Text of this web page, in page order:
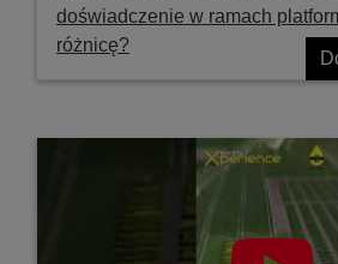
doświadczenie w ramach
różnicę?